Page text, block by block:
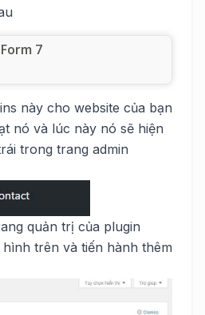
7
này cho website của bạn
nó và lúc này nó sẽ hiện
trong trang admin
quản trị của plugin
trên và tiến hành thêm